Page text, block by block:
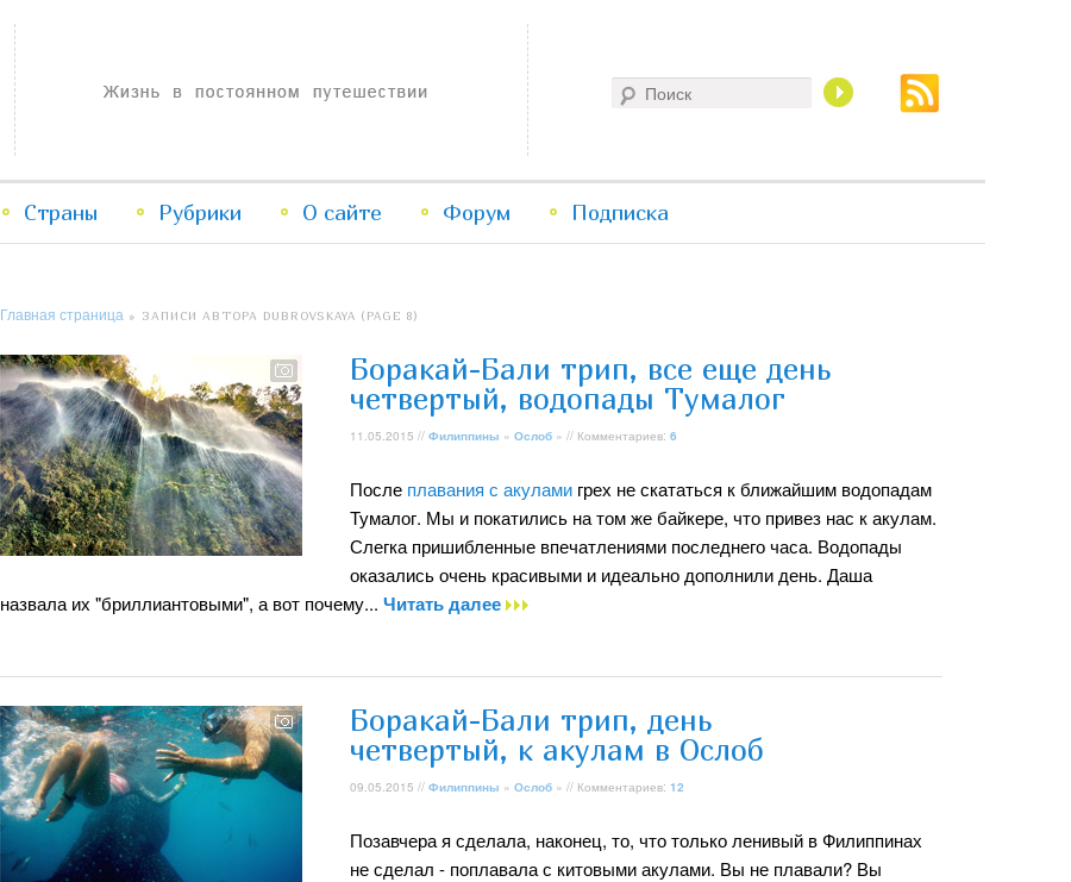
Жизнь в постоянном путешествии
Перейти
содержимому
Перейти
содержимому
Страны Рубрики О сайте Форум Подписка
Главная страница » ЗАПИСИ АВТОРА DUBROVSKAYA (PAGE 8)
Боракай-Бали трип, все еще день
четвертый, водопады Тумалог
11.05.2015 // Филиппины » Ослоб » // Комментариев: 6
После плавания с акулами грех не скататься к ближайшим водопадам
Тумалог. Мы и покатились на том же байкере, что привез нас к акулам.
Слегка пришибленные впечатлениями последнего часа. Водопады
оказались очень красивыми и идеально дополнили день. Даша
назвала их "бриллиантовыми", а вот почему... Читать далее
Боракай-Бали трип, день
четвертый, к акулам в Ослоб
09.05.2015 // Филиппины » Ослоб » // Комментариев: 12
Позавчера я сделала, наконец, то, что только ленивый в Филиппинах
не сделал - поплавала с китовыми акулами. Вы не плавали? Вы